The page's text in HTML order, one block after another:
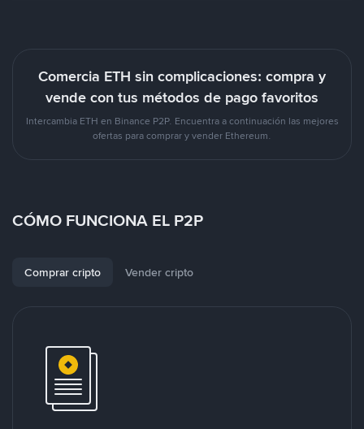
Comercia ETH sin complicaciones: compra y
vende con tus métodos de pago favoritos
Intercambia ETH en Binance P2P. Encuentra a continuación las mejores
ofertas para comprar y vender Ethereum.
CÓMO FUNCIONA EL P2P
Comprar cripto Vender cripto